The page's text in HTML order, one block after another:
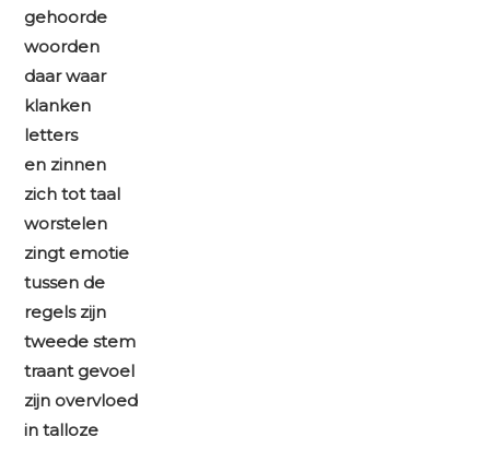
gehoorde
woorden
daar waar
klanken
letters
en zinnen
zich tot taal
worstelen
zingt emotie
tussen de
regels zijn
tweede stem
traant gevoel
zijn overvloed
in talloze